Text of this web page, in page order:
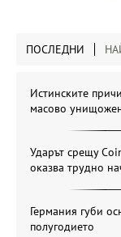
ПОСЛЕДНИ
Истинските
масово
Ударът срещу
оказва трудно
Германия губи
полугодието